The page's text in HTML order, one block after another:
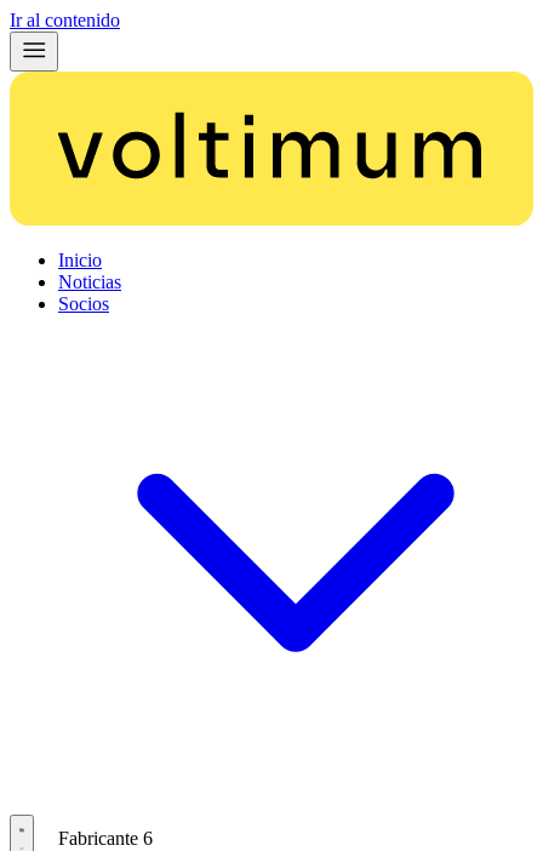
Ir al contenido
Inicio
Noticias
Socios
Fabricante 6